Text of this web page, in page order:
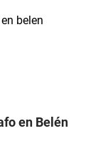
en Belén